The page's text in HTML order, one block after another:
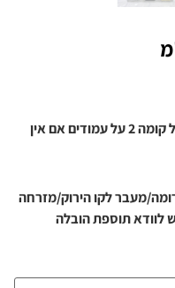
*תוספת תשלום על קומה 3 ומעלה או על קומה 2 על עמודים אם אין
90 מבית שאן ודרומה/מעבר לקו הירוק/מזרחה
- יש לוודא תוספת הובלה